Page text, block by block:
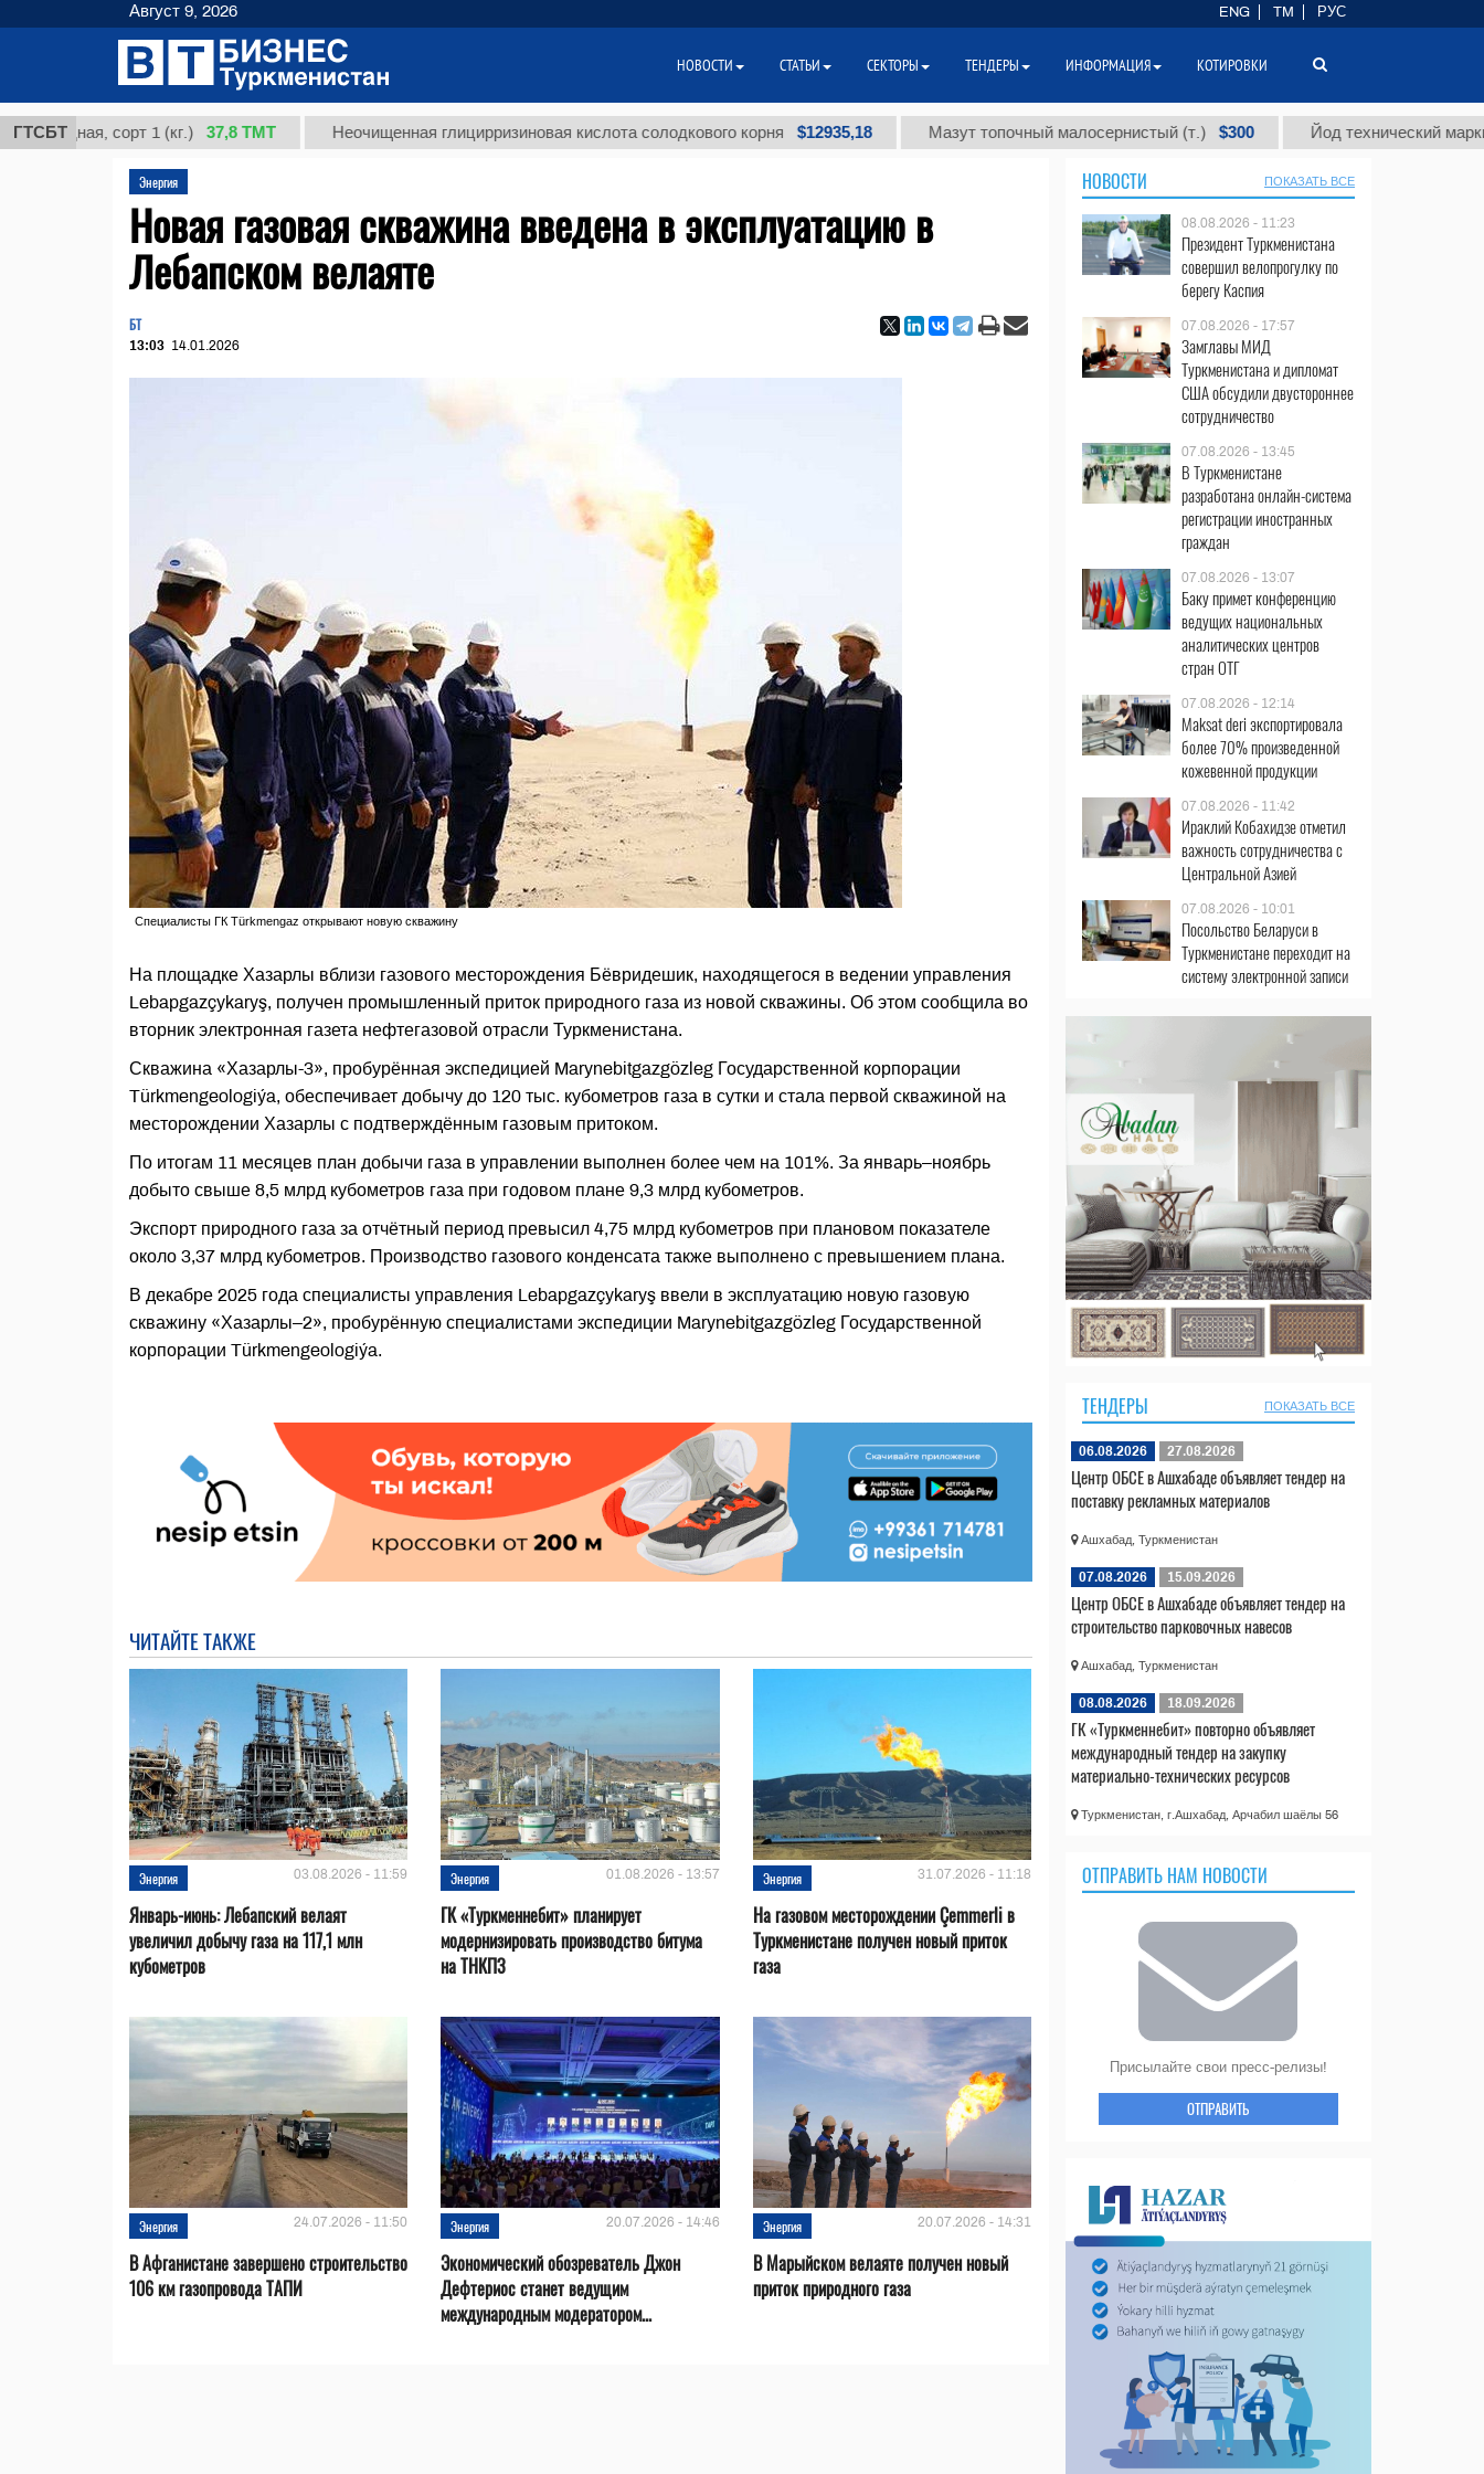
ГТСБТсорт 1 (кг.) 37,8 ТМТ Неочищенная глицирризиновая кислота солодкового корня $12935,18 Мазут топочный малосернистый (т.) $300 Йод технический марки "А"
Энергия
Новая газовая скважина введена в эксплуатацию в
Лебапском велаяте
БТ
13:03 14.01.2026
Специалисты ГК Türkmengaz открывают новую скважину
На площадке Хазарлы вблизи газового месторождения Бёвридешик, находящегося в ведении управления
Lebapgazçykaryş, получен промышленный приток природного газа из новой скважины. Об этом сообщила во
вторник электронная газета нефтегазовой отрасли Туркменистана.
Скважина «Хазарлы-3», пробурённая экспедицией Marynebitgazgözleg Государственной корпорации
Türkmengeologiýa, обеспечивает добычу до 120 тыс. кубометров газа в сутки и стала первой скважиной на
месторождении Хазарлы с подтверждённым газовым притоком.
По итогам 11 месяцев план добычи газа в управлении выполнен более чем на 101%. За январь–ноябрь
добыто свыше 8,5 млрд кубометров газа при годовом плане 9,3 млрд кубометров.
Экспорт природного газа за отчётный период превысил 4,75 млрд кубометров при плановом показателе
около 3,37 млрд кубометров. Производство газового конденсата также выполнено с превышением плана.
В декабре 2025 года специалисты управления Lebapgazçykaryş ввели в эксплуатацию новую газовую
скважину «Хазарлы–2», пробурённую специалистами экспедиции Marynebitgazgözleg Государственной
корпорации Türkmengeologiýa.
ЧИТАЙТЕ ТАКЖЕ
Энергия 03.08.2026 - 11:59
Январь-июнь: Лебапский велаят
увеличил добычу газа на 117,1 млн
кубометров
Энергия 01.08.2026 - 13:57
ГК «Туркменнебит» планирует
модернизировать производство битума
на ТНКПЗ
Энергия 31.07.2026 - 11:18
На газовом месторождении Çemmerli в
Туркменистане получен новый приток
газа
Энергия 24.07.2026 - 11:50
В Афганистане завершено строительство
106 км газопровода ТАПИ
Энергия 20.07.2026 - 14:46
Экономический обозреватель Джон
Дефтериос станет ведущим
международным модератором...
Энергия 20.07.2026 - 14:31
В Марыйском велаяте получен новый
приток природного газа
НОВОСТИ ПОКАЗАТЬ ВСЕ
08.08.2026 - 11:23
Президент Туркменистана
совершил велопрогулку по
берегу Каспия
07.08.2026 - 17:57
Замглавы МИД
Туркменистана и дипломат
США обсудили двустороннее
сотрудничество
07.08.2026 - 13:45
В Туркменистане
разработана онлайн-система
регистрации иностранных
граждан
07.08.2026 - 13:07
Баку примет конференцию
ведущих национальных
аналитических центров
стран ОТГ
07.08.2026 - 12:14
Maksat deri экспортировала
более 70% произведенной
кожевенной продукции
07.08.2026 - 11:42
Ираклий Кобахидзе отметил
важность сотрудничества с
Центральной Азией
07.08.2026 - 10:01
Посольство Беларуси в
Туркменистане переходит на
систему электронной записи
ТЕНДЕРЫ ПОКАЗАТЬ ВСЕ
06.08.2026 27.08.2026
Центр ОБСЕ в Ашхабаде объявляет тендер на
поставку рекламных материалов
Ашхабад, Туркменистан
07.08.2026 15.09.2026
Центр ОБСЕ в Ашхабаде объявляет тендер на
строительство парковочных навесов
Ашхабад, Туркменистан
08.08.2026 18.09.2026
ГК «Туркменнебит» повторно объявляет
международный тендер на закупку
материально-технических ресурсов
Туркменистан, г.Ашхабад, Арчабил шаёлы 56
ОТПРАВИТЬ НАМ НОВОСТИ
Присылайте свои пресс-релизы!
ОТПРАВИТЬ
Август 9, 2026 ENG TM РУС
НОВОСТИ СТАТЬИ СЕКТОРЫ ТЕНДЕРЫ ИНФОРМАЦИЯ КОТИРОВКИ